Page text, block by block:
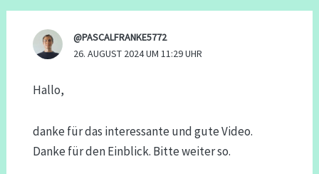
@PASCALFRANKE5772
26. AUGUST 2024 UM 11:29 UHR
Hallo,
danke für das interessante und gute Video.
Danke für den Einblick. Bitte weiter so.